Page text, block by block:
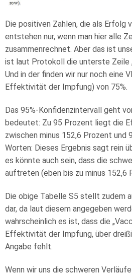
Die positiven Zahlen, die als Erfolg
entstehen nur, wenn man hier alle
zusammenrechnet. Aber das ist
ist laut Protokoll die unterste Zeile
Und in der finden wir nur noch eine
Effektivität der Impfung) von 75%.
Das 95%-Konfidenzintervall geht
bedeutet: Zu 95 Prozent liegt die
zwischen minus 152,6 Prozent und
Worten: Dieses Ergebnis sagt rein
es könnte auch sein, dass die
auftreten (eben bis zu minus
Die obige Tabelle S5 stellt zudem
dar, da laut diesem angegeben
wahrscheinlich es ist, dass die
Effektivität der Impfung, über
Angabe fehlt.
Wenn wir uns die schweren